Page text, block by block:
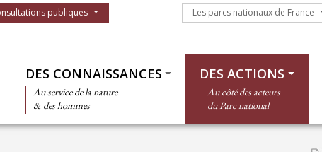
publiques
Les parcs nationaux de France
Les parcs nationaux de France
DES CONNAISSANCES
Au service de la nature
& des hommes
DES ACTIONS
Au côté des acteurs
du Parc national